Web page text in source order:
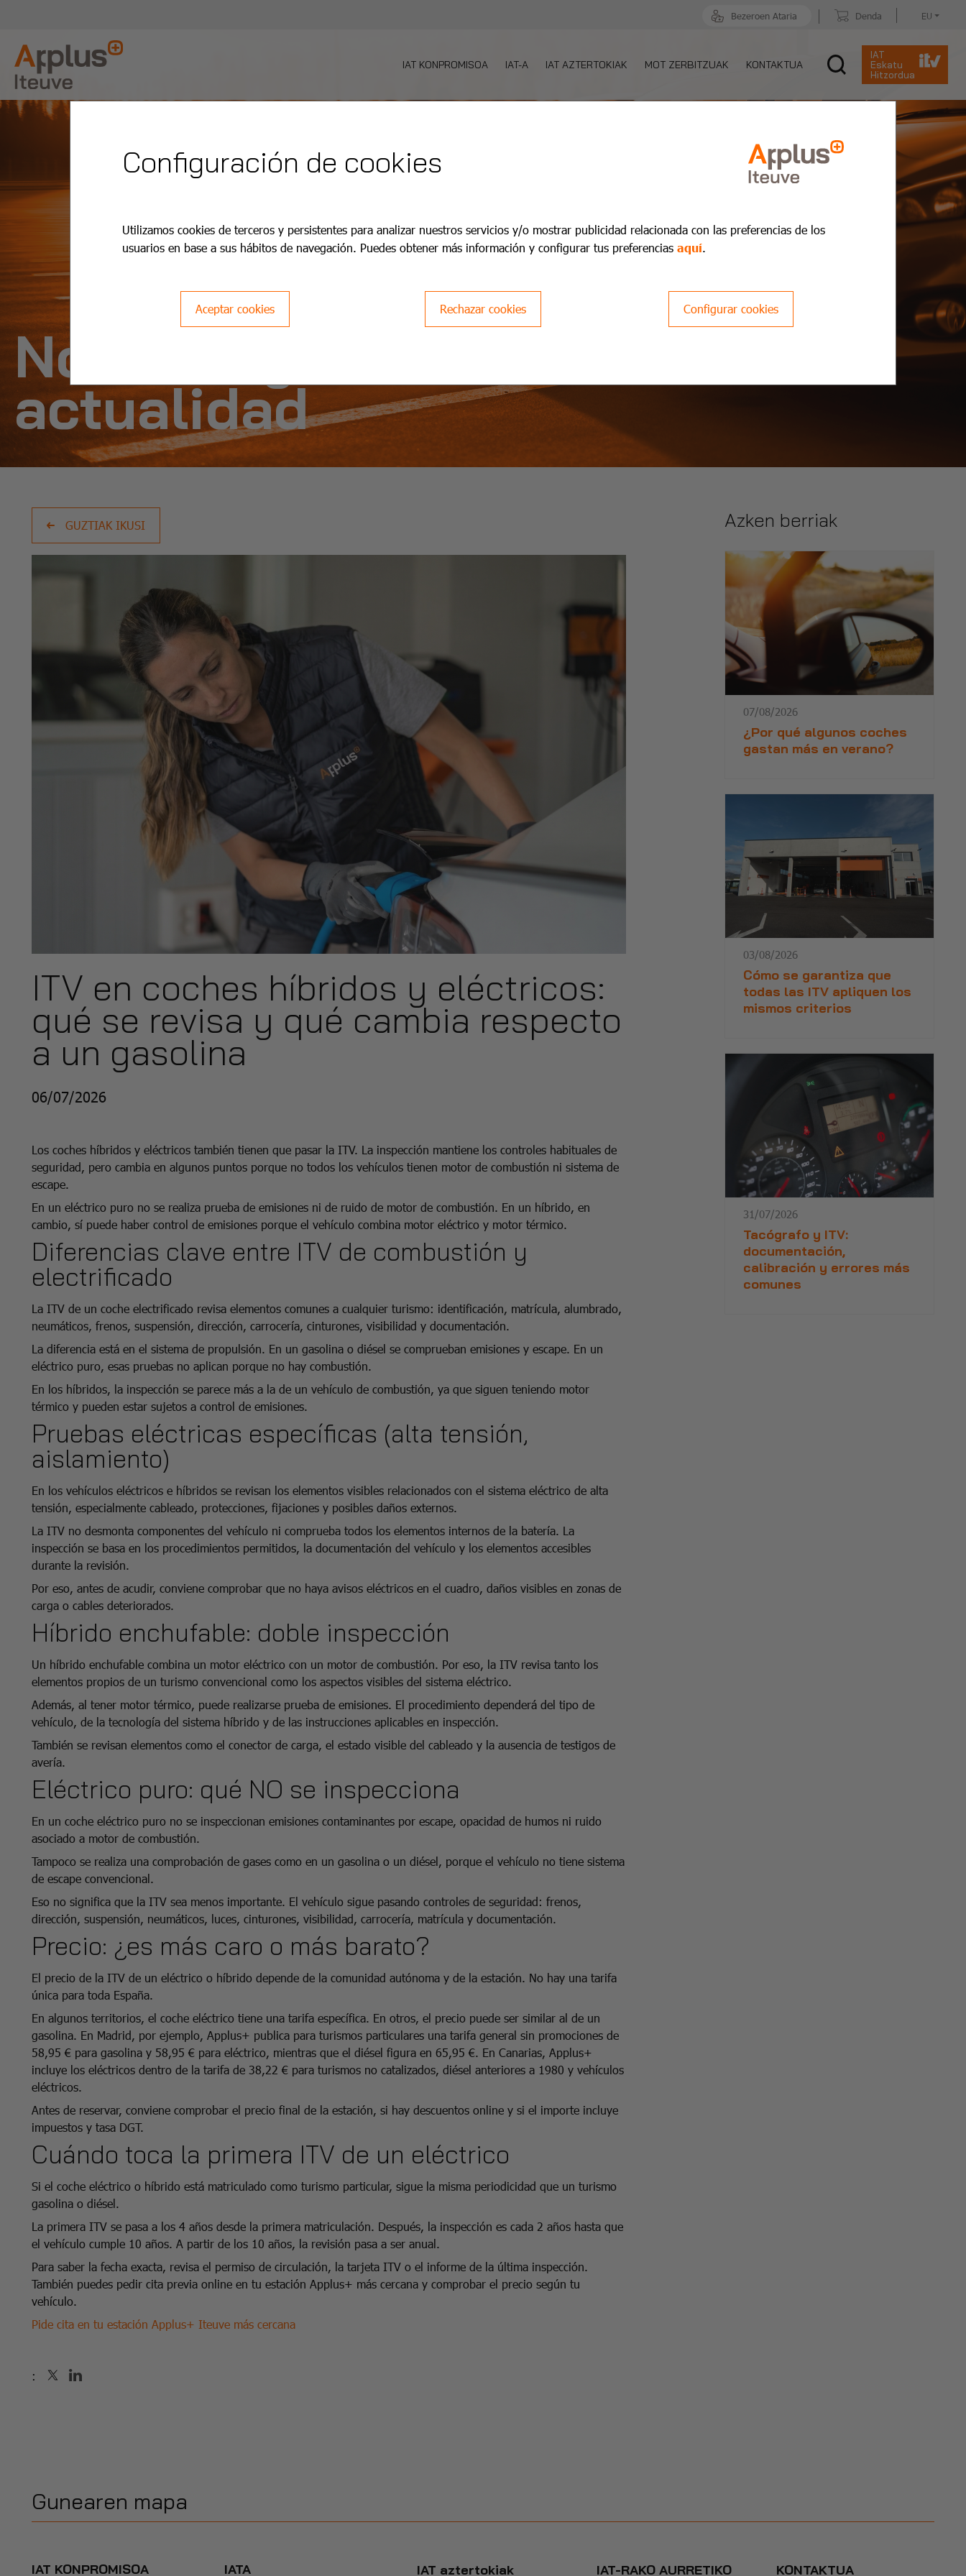
Bezeroen Ataria Denda EU
IAT KONPROMISOA IAT-A IAT AZTERTOKIAK MOT ZERBITZUAK KONTAKTUA
IAT
Eskatu
Hitzordua
Noticias y
actualidad
GUZTIAK IKUSI
ITV en coches híbridos y eléctricos:
qué se revisa y qué cambia respecto
a un gasolina
06/07/2026
Los coches híbridos y eléctricos también tienen que pasar la ITV. La inspección mantiene los controles habituales de
seguridad, pero cambia en algunos puntos porque no todos los vehículos tienen motor de combustión ni sistema de
escape.
En un eléctrico puro no se realiza prueba de emisiones ni de ruido de motor de combustión. En un híbrido, en
cambio, sí puede haber control de emisiones porque el vehículo combina motor eléctrico y motor térmico.
Diferencias clave entre ITV de combustión y
electrificado
La ITV de un coche electrificado revisa elementos comunes a cualquier turismo: identificación, matrícula, alumbrado,
neumáticos, frenos, suspensión, dirección, carrocería, cinturones, visibilidad y documentación.
La diferencia está en el sistema de propulsión. En un gasolina o diésel se comprueban emisiones y escape. En un
eléctrico puro, esas pruebas no aplican porque no hay combustión.
En los híbridos, la inspección se parece más a la de un vehículo de combustión, ya que siguen teniendo motor
térmico y pueden estar sujetos a control de emisiones.
Pruebas eléctricas específicas (alta tensión,
aislamiento)
En los vehículos eléctricos e híbridos se revisan los elementos visibles relacionados con el sistema eléctrico de alta
tensión, especialmente cableado, protecciones, fijaciones y posibles daños externos.
La ITV no desmonta componentes del vehículo ni comprueba todos los elementos internos de la batería. La
inspección se basa en los procedimientos permitidos, la documentación del vehículo y los elementos accesibles
durante la revisión.
Por eso, antes de acudir, conviene comprobar que no haya avisos eléctricos en el cuadro, daños visibles en zonas de
carga o cables deteriorados.
Híbrido enchufable: doble inspección
Un híbrido enchufable combina un motor eléctrico con un motor de combustión. Por eso, la ITV revisa tanto los
elementos propios de un turismo convencional como los aspectos visibles del sistema eléctrico.
Además, al tener motor térmico, puede realizarse prueba de emisiones. El procedimiento dependerá del tipo de
vehículo, de la tecnología del sistema híbrido y de las instrucciones aplicables en inspección.
También se revisan elementos como el conector de carga, el estado visible del cableado y la ausencia de testigos de
avería.
Eléctrico puro: qué NO se inspecciona
En un coche eléctrico puro no se inspeccionan emisiones contaminantes por escape, opacidad de humos ni ruido
asociado a motor de combustión.
Tampoco se realiza una comprobación de gases como en un gasolina o un diésel, porque el vehículo no tiene sistema
de escape convencional.
Eso no significa que la ITV sea menos importante. El vehículo sigue pasando controles de seguridad: frenos,
dirección, suspensión, neumáticos, luces, cinturones, visibilidad, carrocería, matrícula y documentación.
Precio: ¿es más caro o más barato?
El precio de la ITV de un eléctrico o híbrido depende de la comunidad autónoma y de la estación. No hay una tarifa
única para toda España.
En algunos territorios, el coche eléctrico tiene una tarifa específica. En otros, el precio puede ser similar al de un
gasolina. En Madrid, por ejemplo, Applus+ publica para turismos particulares una tarifa general sin promociones de
58,95 € para gasolina y 58,95 € para eléctrico, mientras que el diésel figura en 65,95 €. En Canarias, Applus+
incluye los eléctricos dentro de la tarifa de 38,22 € para turismos no catalizados, diésel anteriores a 1980 y vehículos
eléctricos.
Antes de reservar, conviene comprobar el precio final de la estación, si hay descuentos online y si el importe incluye
impuestos y tasa DGT.
Cuándo toca la primera ITV de un eléctrico
Si el coche eléctrico o híbrido está matriculado como turismo particular, sigue la misma periodicidad que un turismo
gasolina o diésel.
La primera ITV se pasa a los 4 años desde la primera matriculación. Después, la inspección es cada 2 años hasta que
el vehículo cumple 10 años. A partir de los 10 años, la revisión pasa a ser anual.
Para saber la fecha exacta, revisa el permiso de circulación, la tarjeta ITV o el informe de la última inspección.
También puedes pedir cita previa online en tu estación Applus+ más cercana y comprobar el precio según tu
vehículo.
Pide cita en tu estación Applus+ Iteuve más cercana
:
Azken berriak
07/08/2026
¿Por qué algunos coches
gastan más en verano?
03/08/2026
Cómo se garantiza que
todas las ITV apliquen los
mismos criterios
31/07/2026
Tacógrafo y ITV:
documentación,
calibración y errores más
comunes
Gunearen mapa
IAT KONPROMISOA IATA IAT aztertokiak IAT-RAKO AURRETIKO KONTAKTUA
Configuración de cookies
Utilizamos cookies de terceros y persistentes para analizar nuestros servicios y/o mostrar publicidad relacionada con las preferencias de los
usuarios en base a sus hábitos de navegación. Puedes obtener más información y configurar tus preferencias aquí.
Aceptar cookies Rechazar cookies Configurar cookies